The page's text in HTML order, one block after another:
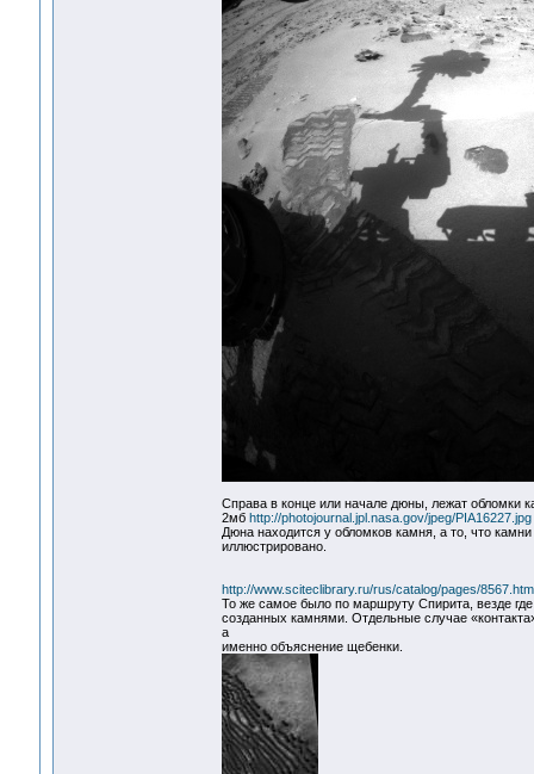
Справа в конце или начале дюны, лежат обломки
2мб http://photojournal.jpl.nasa.gov/jpeg/PIA16227.jpg
Дюна находится у обломков камня, а то, что
иллюстрировано.
http://www.sciteclibrary.ru/rus/catalog/pages/
То же самое было по маршруту Спирита, везде
созданных камнями. Отдельные случае
а
именно объяснение щебенки.